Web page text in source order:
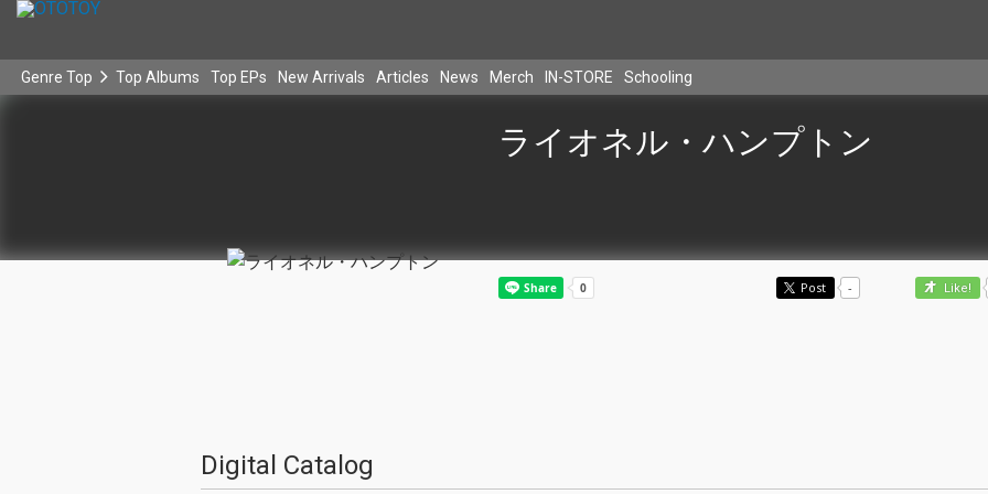
Genre Top Top Albums Top EPs New Arrivals Articles News Merch IN-STORE Schooling
ライオネル・ハンプトン
Post - Like!
Digital Catalog